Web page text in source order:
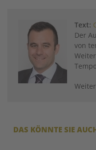
Text:
Der
von
DAS KÖNNTE SIE